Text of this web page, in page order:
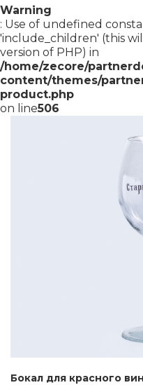
Warning
: Use of undefined
'include_children' (this
version of PHP) in
/home/zecore/
content/themes/
product.php
on line506
Бокал для красного